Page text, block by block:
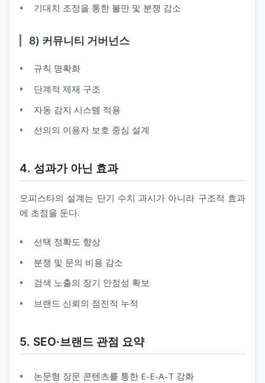
기대치 조정을 통한 불만 및 분쟁 감소
8) 커뮤니티 거버넌스
규칙 명확화
단계적 제재 구조
자동 감지 시스템 적용
선의의 이용자 보호 중심 설계
4. 성과가 아닌 효과
오피스타의 설계는 단기 수치 과시가 아니라 구조적 효과
에 초점을 둔다.
선택 정확도 향상
분쟁 및 문의 비용 감소
검색 노출의 장기 안정성 확보
브랜드 신뢰의 점진적 누적
5. SEO·브랜드 관점 요약
논문형 장문 콘텐츠를 통한 E-E-A-T 강화